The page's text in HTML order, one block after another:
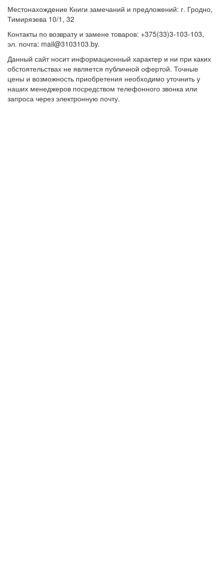
Местонахождение Книги замечаний и предложений: г. Гродно,
Тимирязева 10/1, 32
Контакты по возврату и замене товаров: +375(33)3-103-103,
эл. почта: mail@3103103.by.
Данный сайт носит информационный характер и ни при каких
обстоятельствах не является публичной офертой. Точные
цены и возможность приобретения необходимо уточнить у
наших менеджеров посредством телефонного звонка или
запроса через электронную почту.